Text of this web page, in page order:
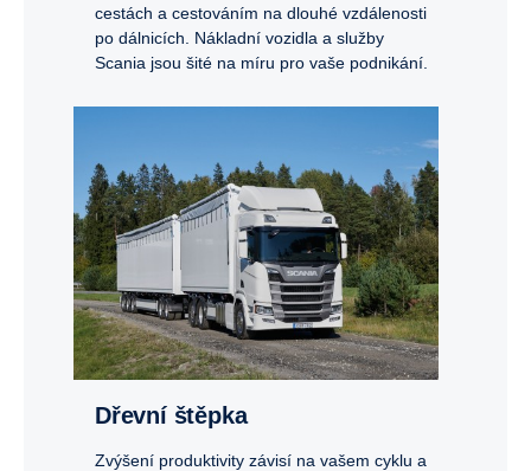
cestách a cestováním na dlouhé vzdálenosti
po dálnicích. Nákladní vozidla a služby
Scania jsou šité na míru pro vaše podnikání.
Dřevní štěpka
Zvýšení produktivity závisí na vašem cyklu a